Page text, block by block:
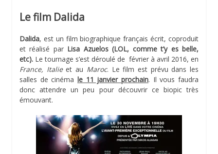
Le film Dalida
Dalida, est un film biographique français écrit, coproduit
et réalisé parLisa Azuelos (LOL, comme t’y es belle,
etc). Le tournage s’est déroulé de février à avril 2016, en
France, Italieet au Maroc. Le film est prévu dans les
salles de cinéma le 11 janvier prochain. Il vous faudra
donc attendre un peu pour découvrir ce biopic très
émouvant.